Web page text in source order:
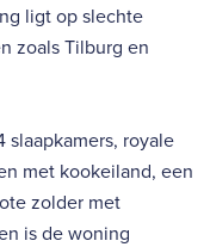
ligt op slechte
zoals Tilburg en
slaapkamers, royale
met kookeiland, een
zolder met
is de woning